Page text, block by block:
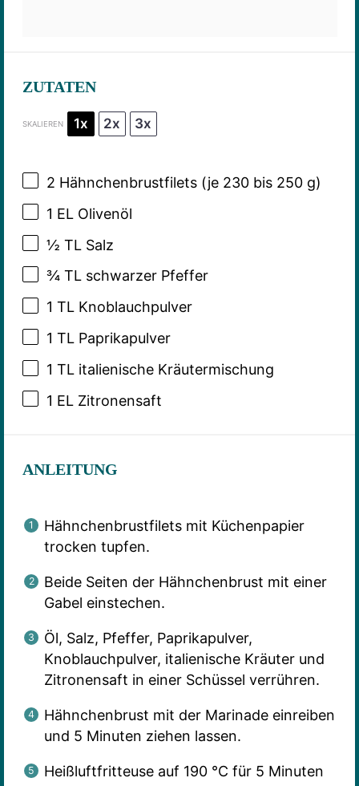
ZUTATEN
SKALIEREN 1x 2x 3x
2 Hähnchenbrustfilets (je 230 bis 250 g)
1 EL Olivenöl
½ TL Salz
¾TL schwarzer Pfeffer
1 TL Knoblauchpulver
1 TL Paprikapulver
1 TL italienische Kräutermischung
1 EL Zitronensaft
ANLEITUNG
Hähnchenbrustfilets mit Küchenpapier
trocken tupfen.
Beide Seiten der Hähnchenbrust mit einer
Gabel einstechen.
Öl, Salz, Pfeffer, Paprikapulver,
Knoblauchpulver, italienische Kräuter und
Zitronensaft in einer Schüssel verrühren.
Hähnchenbrust mit der Marinade einreiben
und 5 Minuten ziehen lassen.
Heißluftfritteuse auf 190 °C für 5 Minuten